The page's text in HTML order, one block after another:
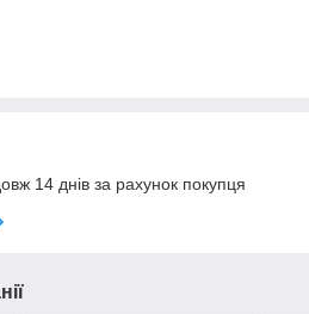
14 днів за рахунок покупця